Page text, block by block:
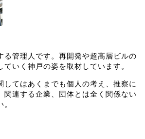
る管理人です。再開発や超高層ビルの
ていく神戸の姿を取材しています。
してはあくまでも個人の考え、推察に
関連する企業、団体とは全く関係ない